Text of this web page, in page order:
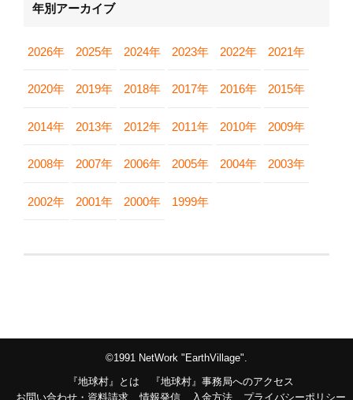
年別アーカイブ
2026年 2025年 2024年 2023年 2022年 2021年
2020年 2019年 2018年 2017年 2016年 2015年
2014年 2013年 2012年 2011年 2010年 2009年
2008年 2007年 2006年 2005年 2004年 2003年
2002年 2001年 2000年 1999年
©1991 NetWork "EarthVillage".
『地球村』とは
『地球村』事務局へのアクセス
お問い合わせ・資料請求
情報発信 入金方法 プライバシーポリシー